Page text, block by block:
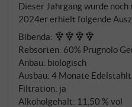
Handlese Ende
bis fünf Stunden.
Dieser Jahrgang wurde
2024er erhielt folgende
Bibenda:
Rebsorten: 60% Prugnolo
Anbau: biologisch
Ausbau: 4 Monate
Filtration: ja
Alkoholgehalt: 11,50 % vol